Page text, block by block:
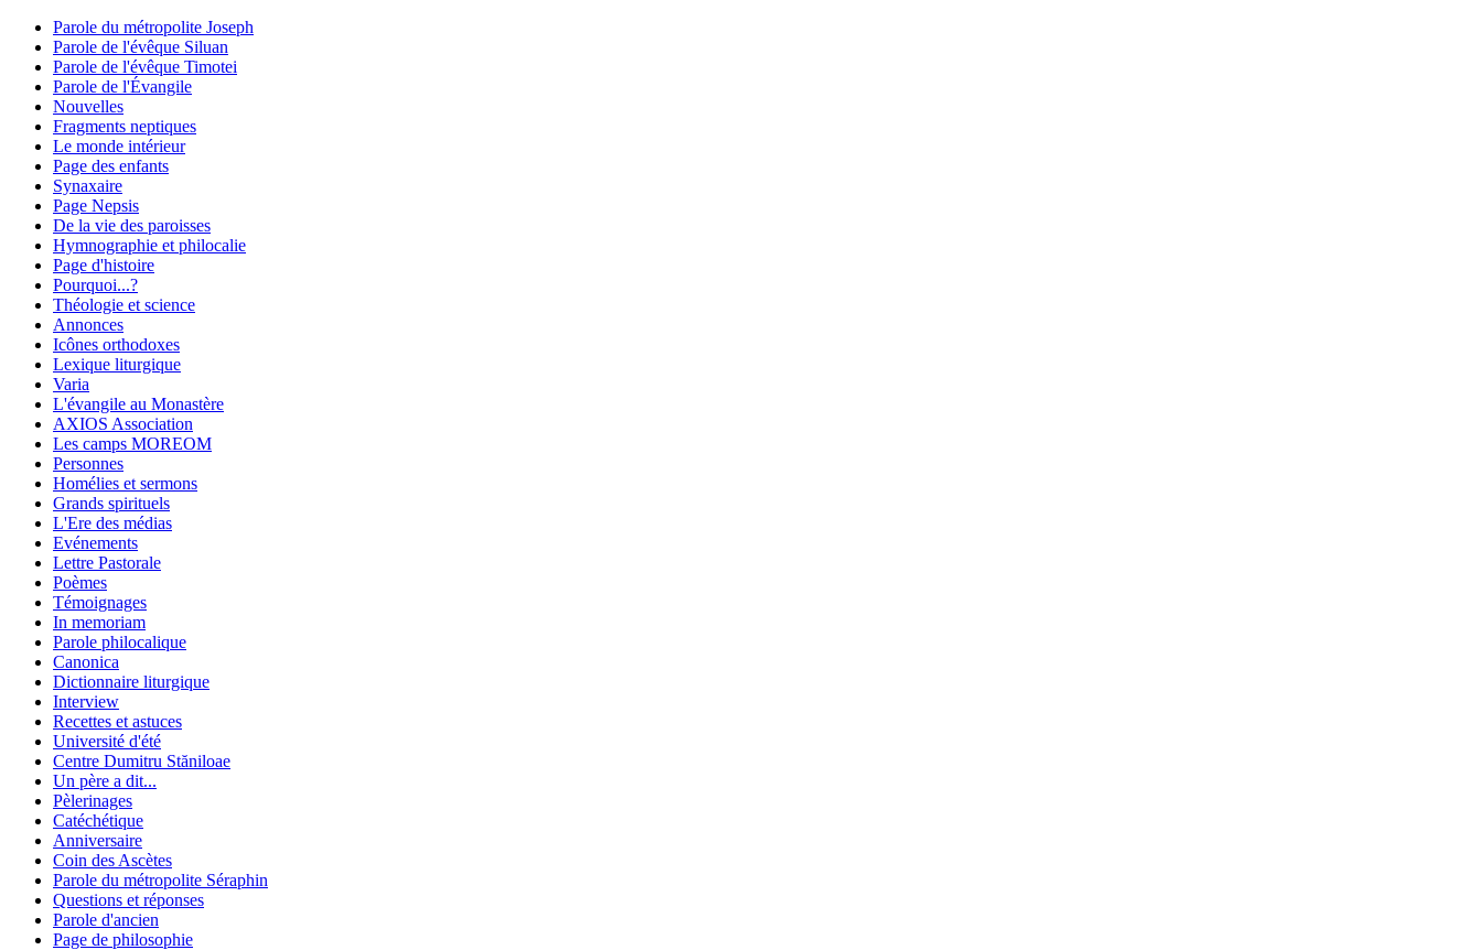
Parole du métropolite Joseph
Parole de l'évêque Siluan
Parole de l'évêque Timotei
Parole de l'Évangile
Nouvelles
Fragments neptiques
Le monde intérieur
Page des enfants
Synaxaire
Page Nepsis
De la vie des paroisses
Hymnographie et philocalie
Page d'histoire
Pourquoi...?
Théologie et science
Annonces
Icônes orthodoxes
Lexique liturgique
Varia
L'évangile au Monastère
AXIOS Association
Les camps MOREOM
Personnes
Homélies et sermons
Grands spirituels
L'Ere des médias
Evénements
Lettre Pastorale
Poèmes
Témoignages
In memoriam
Parole philocalique
Canonica
Dictionnaire liturgique
Interview
Recettes et astuces
Université d'été
Centre Dumitru Stăniloae
Un père a dit...
Pèlerinages
Catéchétique
Anniversaire
Coin des Ascètes
Parole du métropolite Séraphin
Questions et réponses
Parole d'ancien
Page de philosophie